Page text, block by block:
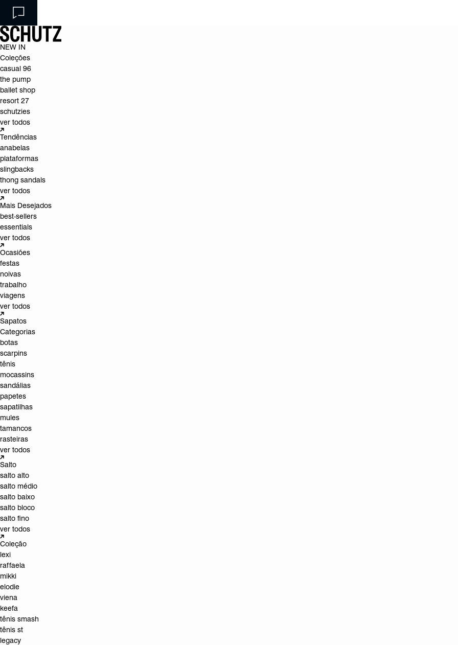
NEW IN
Coleções
casual 96
the pump
ballet shop
resort 27
schutzies
ver todos
Tendências
anabelas
plataformas
slingbacks
thong sandals
ver todos
Mais Desejados
best-sellers
essentials
ver todos
Ocasiões
festas
noivas
trabalho
viagens
ver todos
Sapatos
Categorias
botas
scarpins
tênis
mocassins
sandálias
papetes
sapatilhas
mules
tamancos
rasteiras
ver todos
Salto
salto alto
salto médio
salto baixo
salto bloco
salto fino
ver todos
Coleção
lexi
raffaela
mikki
elodie
viena
keefa
tênis smash
tênis st
legacy